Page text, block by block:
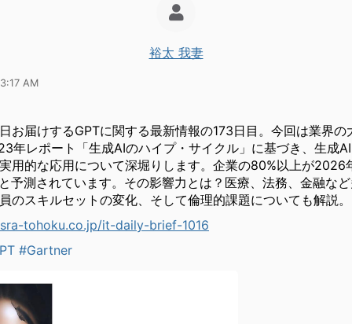
裕太 我妻
AM
お届けするGPTに関する最新情報の173日目。今回は業界の
年レポート「生成AIのハイプ・サイクル」に基づき、生成
用的な応用について深堀りします。企業の80%以上が2026
予測されています。その影響力とは？医療、法務、金融な
のスキルセットの変化、そして倫理的課題についても解説。
tohoku.co.jp/it-daily-brief-1016
#Gartner